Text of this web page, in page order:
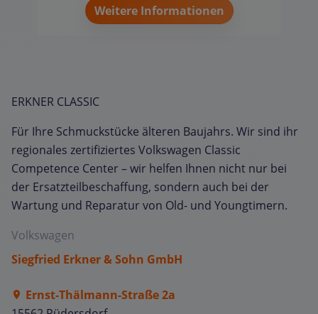
Weitere Informationen
ERKNER CLASSIC
Für Ihre Schmuckstücke älteren Baujahrs. Wir sind ihr
regionales zertifiziertes Volkswagen Classic
Competence Center – wir helfen Ihnen nicht nur bei
der Ersatzteilbeschaffung, sondern auch bei der
Wartung und Reparatur von Old- und Youngtimern.
Volkswagen
Siegfried Erkner & Sohn GmbH
Ernst-Thälmann-Straße 2a